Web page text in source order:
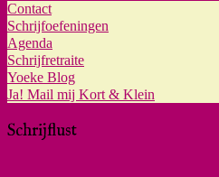
Contact
Schrijfoefeningen
Agenda
Schrijfretraite
Yoeke Blog
Ja! Mail mij Kort & Klein
Schrijflust